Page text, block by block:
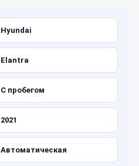
Hyundai
Elantra
С пробегом
2021
Автоматическая